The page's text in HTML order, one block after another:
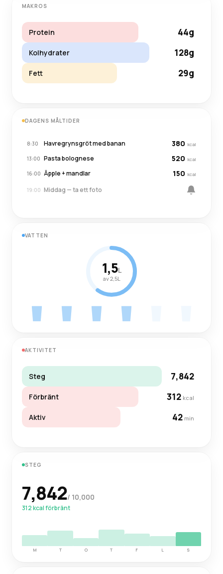
MAKROS
Protein 44g
Kolhydrater 128g
Fett 29g
DAGENS MÅLTIDER
8:30 Havregrynsgröt med banan 380 kcal
13:00 Pasta bolognese 520 kcal
16:00 Äpple + mandlar 150 kcal
19:00 Middag — ta ett foto
VATTEN
1,5L
av 2,5L
AKTIVITET
Steg 7,842
Förbränt 312 kcal
Aktiv 42 min
STEG
7,842/ 10,000
312 kcal förbränt
M T O T F L S